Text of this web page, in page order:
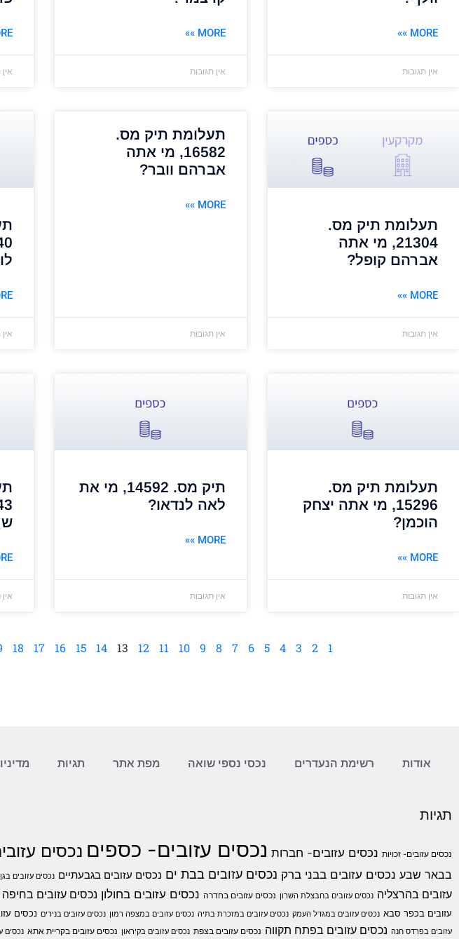
MORE »»
אין תגובות
MORE »»
אין תגובות
»»
תעלומת תיק מס.
21304, מי אתה
אברהם קופל?
MORE »»
אין תגובות
תעלומת תיק מס.
16582, מי אתה
אברהם וובר?
MORE »»
אין תגובות
»»
תעלומת תיק מס.
15296, מי אתה יצחק
הוכמן?
MORE »»
אין תגובות
תיק מס. 14592, מי את
לאה לנדאו?
MORE »»
אין תגובות
»»
1
2
3
4
5
6
7
8
9
10
11
12
13
14
15
16
17
18
אודות רשימת הנעדרים נכסי נספי שואה מפת אתר תגיות
תגיות
נכסים עזובים- זכויות נכסים עזובים- חברות נכסים עזובים- כספים נכסים
בבאר שבע נכסים עזובים בבני ברק נכסים עזובים בבת ים נכסים עזובים בגבעתיים נכסים עזובים
עזובים בהרצליה נכסים עזובים בחבצלת השרון נכסים עזובים בחדרה נכסים עזובים בחולון נכסים עזובים בחיפה
עזובים בכפר סבא נכסים עזובים במגדל העמק נכסים עזובים במזכרת בתיה נכסים עזובים במצפה רמון נכסים עזובים בנירים נכסים
עזובים בפרדס חנה נכסים עזובים בפתח תקווה נכסים עזובים בצפת נכסים עזובים בקיראון נכסים עזובים בקריית אתא נכסים